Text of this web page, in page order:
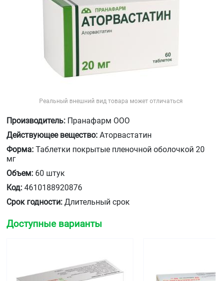
Реальный внешний вид товара может отличаться
Производитель: Пранафарм ООО
Действующее вещество: Аторвастатин
Форма: Таблетки покрытые пленочной оболочкой 20
мг
Объем: 60 штук
Код: 4610188920876
Срок годности: Длительный срок
Доступные варианты